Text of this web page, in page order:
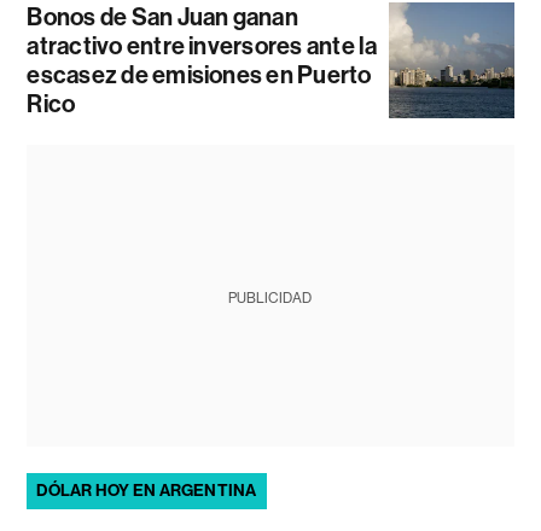
Bonos de San Juan ganan
atractivo entre inversores ante la
escasez de emisiones en Puerto
Rico
PUBLICIDAD
DÓLAR HOY EN ARGENTINA